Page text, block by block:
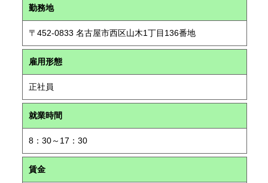
勤務地
〒452-0833 名古屋市西区山木1丁目136番地
雇用形態
正社員
就業時間
8：30～17：30
賃金